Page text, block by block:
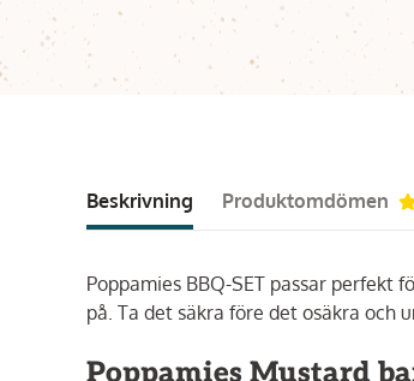
Beskrivning Produktomdömen
Poppamies BBQ-SET passar perfekt
på. Ta det säkra före det osäkra och
Poppamies Mustard